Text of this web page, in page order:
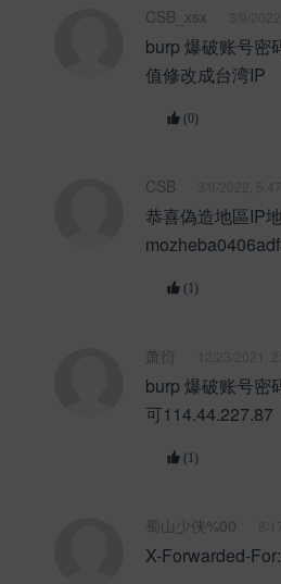
CSB_xsx
burp 爆破账号密
值修改成台湾IP
(0)
CSB
恭喜偽造地區IP
(1)
萧衍
burp 爆破账号密
可114.44.227.87
(1)
蜀山少侠%00
X-Forwarded-